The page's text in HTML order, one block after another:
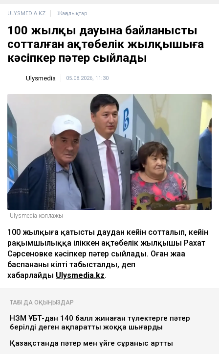
ULYSMEDIA.KZ Жаңалықтар
100 жылқы дауына байланысты
сотталған ақтөбелік жылқышыға
кәсіпкер пәтер сыйлады
Ulysmedia 05.08.2026, 11:30
Ulysmedia коллажы
100 жылқыға қатысты даудан кейін сотталып, кейін
рақымшылыққа іліккен ақтөбелік жылқышы Рахат
Сәрсеновке кәсіпкер пәтер сыйлады. Оған жаңа
баспананың кілті табысталды, деп
хабарлайды Ulysmedia.kz.
ТАҒЫ ДА ОҚЫҢЫЗДАР
НЗМ ҰБТ-дан 140 балл жинаған түлектерге пәтер
берілді деген ақпаратты жоққа шығарды
Қазақстанда пәтер мен үйге сұраныс артты